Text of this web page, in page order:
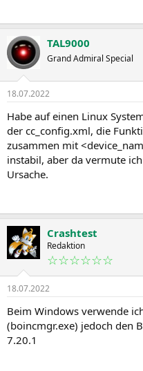
TAL9000
Grand Admiral Special
18.07.2022
Habe auf einen Linux
der cc_config.xml, die
zusammen mit
instabil, aber da vermute
Ursache.
Crashtest
Redaktion
☆☆☆☆☆☆
18.07.2022
Beim Windows verwende
(boincmgr.exe) jedoch den
7.20.1